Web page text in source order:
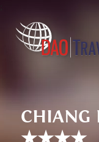
CHIANG